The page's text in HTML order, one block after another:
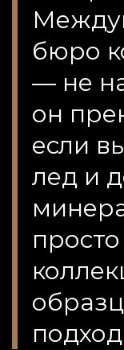
бюро
— не
он
если
лед и